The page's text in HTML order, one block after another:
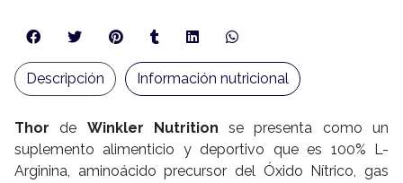
Thorde Winkler Nutrition se presenta como un
suplemento alimenticio y deportivo que es 100% L-
Arginina, aminoácido precursor del Óxido Nítrico, gas
Descripción Información nutricional